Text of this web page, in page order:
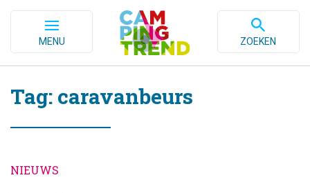
MENU ZOEKEN
Tag: caravanbeurs
NIEUWS